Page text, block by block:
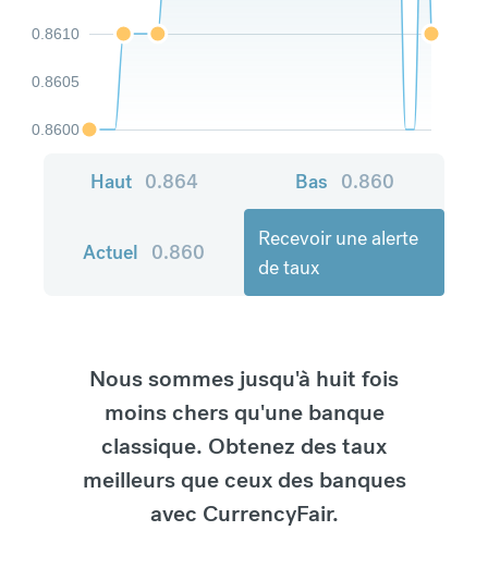
0.8600
0.8605
0.8610
Haut 0.864 Bas 0.860
Actuel 0.860
Recevoir une alerte
de taux
Nous sommes jusqu'à huit fois
moins chers qu'une banque
classique. Obtenez des taux
meilleurs que ceux des banques
avec CurrencyFair.